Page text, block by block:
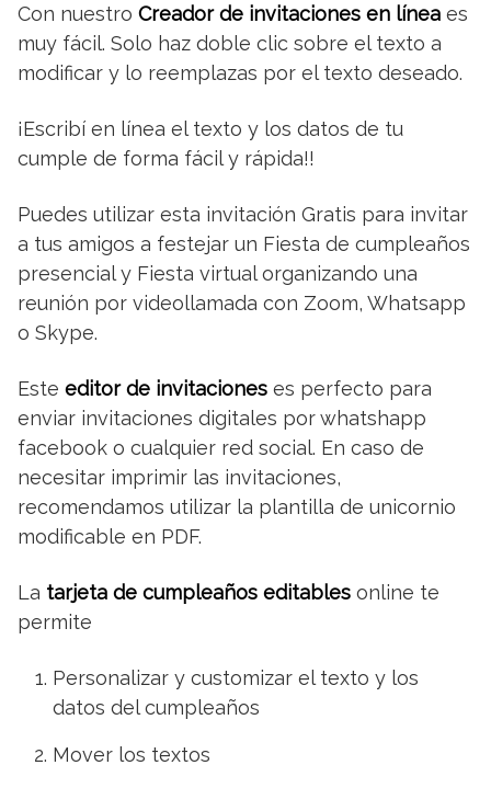
Con nuestro Creador de invitaciones en línea es
muy fácil. Solo haz doble clic sobre el texto a
modificar y lo reemplazas por el texto deseado.
¡Escribí en línea el texto y los datos de tu
cumple de forma fácil y rápida!!
Puedes utilizar esta invitación Gratis para invitar
a tus amigos a festejar un Fiesta de cumpleaños
presencial y Fiesta virtual organizando una
reunión por videollamada con Zoom, Whatsapp
o Skype.
Este editor de invitaciones es perfecto para
enviar invitaciones digitales por whatshapp
facebook o cualquier red social. En caso de
necesitar imprimir las invitaciones,
recomendamos utilizar la plantilla de unicornio
modificable en PDF.
La tarjeta de cumpleaños editables online te
permite
Personalizar y customizar el texto y los
datos del cumpleaños
Mover los textos